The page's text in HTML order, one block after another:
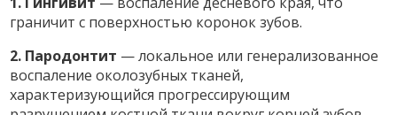
граничит с поверхностью коронок зубов.
2. Пародонтит — локальное или генерализованное
воспаление околозубных тканей,
характеризующийся прогрессирующим